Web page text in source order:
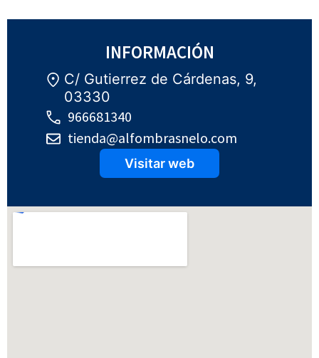
INFORMACIÓN
C/ Gutierrez de Cárdenas, 9,
03330
966681340
tienda@alfombrasnelo.com
Visitar web